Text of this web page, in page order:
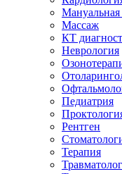
Мануальная
Массаж
КТ
Неврология
Педиатрия
Рентген
Терапия